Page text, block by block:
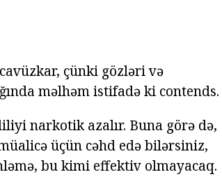
çünki gözləri və
məlhəm istifadə ki contends.
narkotik azalır. Buna görə də,
üçün cəhd edə bilərsiniz,
bu kimi effektiv olmayacaq.